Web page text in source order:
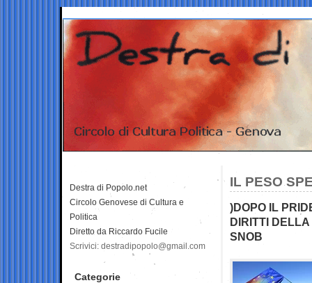
IL PESO
)DOPO IL
DIRITTI
SNOB
Destra di Popolo.net
Circolo Genovese di Cultura e
Politica
Diretto da Riccardo Fucile
Scrivici: destradipopolo@gmail.com
Categorie